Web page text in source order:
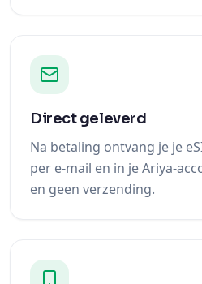
Direct geleverd
Na betaling ontvang je je
per e-mail en in je Ariya-
en geen verzending.